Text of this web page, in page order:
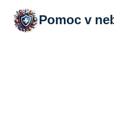
Přeskočit
obsah
Pomoc v